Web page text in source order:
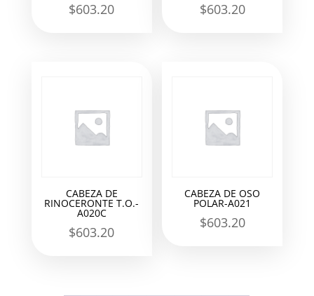
$603.20 $603.20
CABEZA DE
RINOCERONTE T.O.-
A020C
$603.20
CABEZA DE OSO
POLAR-A021
$603.20